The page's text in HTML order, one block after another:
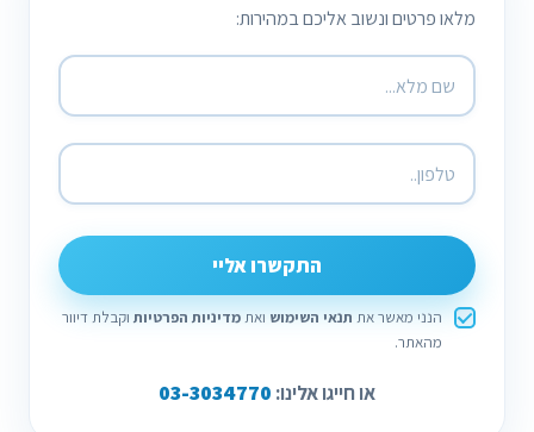
מלאו פרטים ונשוב אליכם במהירות:
התקשרו אליי
הנני מאשר את תנאי השימוש ואתמדיניות הפרטיות וקבלת דיוור
מהאתר.
או חייגו אלינו: 03-3034770